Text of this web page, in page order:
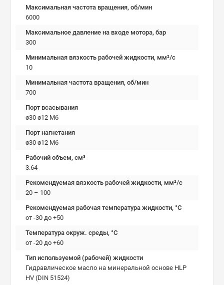
Максимальная частота вращения, об/мин
6000
Максимальное давление на входе мотора, бар
300
Минимальная вязкость рабочей жидкости, мм²/c
10
Минимальная частота вращения, об/мин
700
Порт всасывания
ø30 ø12 M6
Порт нагнетания
ø30 ø12 M6
Рабочий объем, см³
3.64
Рекомендуемая вязкость рабочей жидкости, мм²/с
20 – 100
Рекомендуемая рабочая температура жидкости, °C
от -30 до +50
Температура окруж. среды, °C
от -20 до +60
Тип используемой (рабочей) жидкости
Гидравлическое масло на минеральной основе HLP
HV (DIN 51524)